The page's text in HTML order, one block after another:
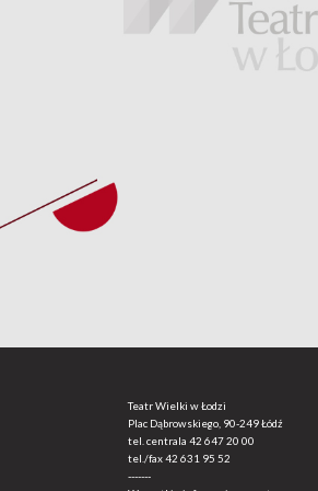
Teatr Wielki w Łodzi
Plac Dąbrowskiego, 90-249 Łódź
tel. centrala 42 647 20 00
tel./fax42 631 95 52
-------